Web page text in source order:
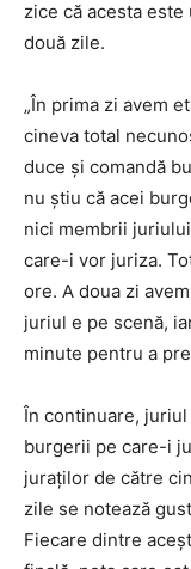
zice că acesta
două zile.
„În prima zi avem
cineva total
duce și comandă
nu știu că acei
nici membrii
care-i vor juriza.
ore. A doua zi
juriul e pe scenă,
minute pentru a
În continuare,
burgerii pe care-i
juraților de către
zile se notează
Fiecare dintre